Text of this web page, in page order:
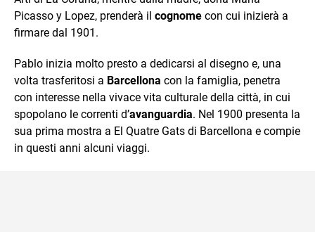
Picasso y Lopez, prenderà il cognome con cui inizierà a
firmare dal 1901.
Pablo inizia molto presto a dedicarsi al disegno e, una
volta trasferitosi a Barcellona con la famiglia, penetra
con interesse nella vivace vita culturale della città, in cui
spopolano le correnti d’avanguardia. Nel 1900 presenta la
sua prima mostra a El Quatre Gats di Barcellona e compie
in questi anni alcuni viaggi.